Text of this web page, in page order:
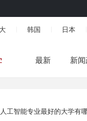
韩国 日本
最新 新
工智能专业最好的大学有